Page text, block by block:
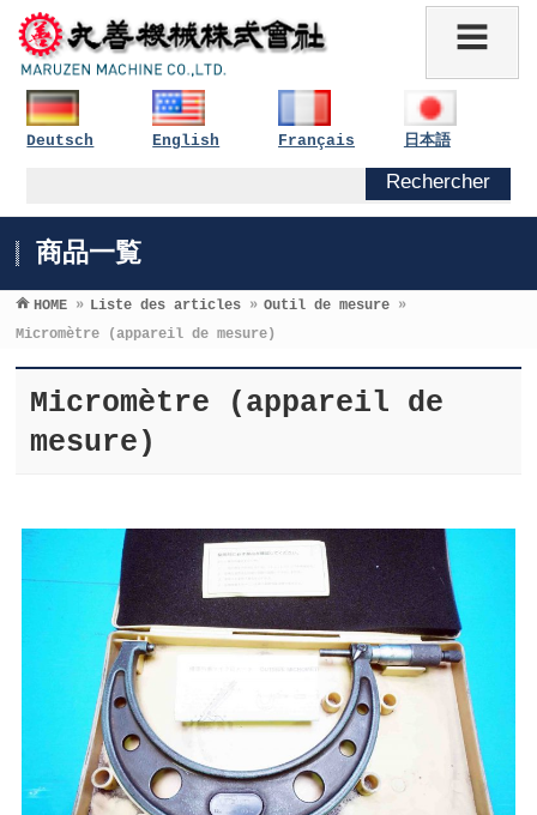
Deutsch English Français 日本語
商品一覧
HOME » Liste des articles » Outil de mesure »
Micromètre (appareil de mesure)
Micromètre (appareil de
mesure)